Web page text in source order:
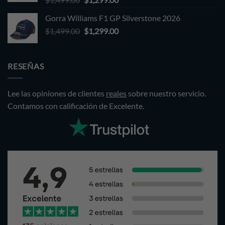
was:
$1,499.00.
is:
$1,299.00.
Gorra Williams F1 GP Silverstone 2026
$1,499.00 Original
$1,299.00Current
RESEÑAS
Lee las opiniones de clientes reales sobre nuestro servicio.
Contamos con calificación de Excelente.